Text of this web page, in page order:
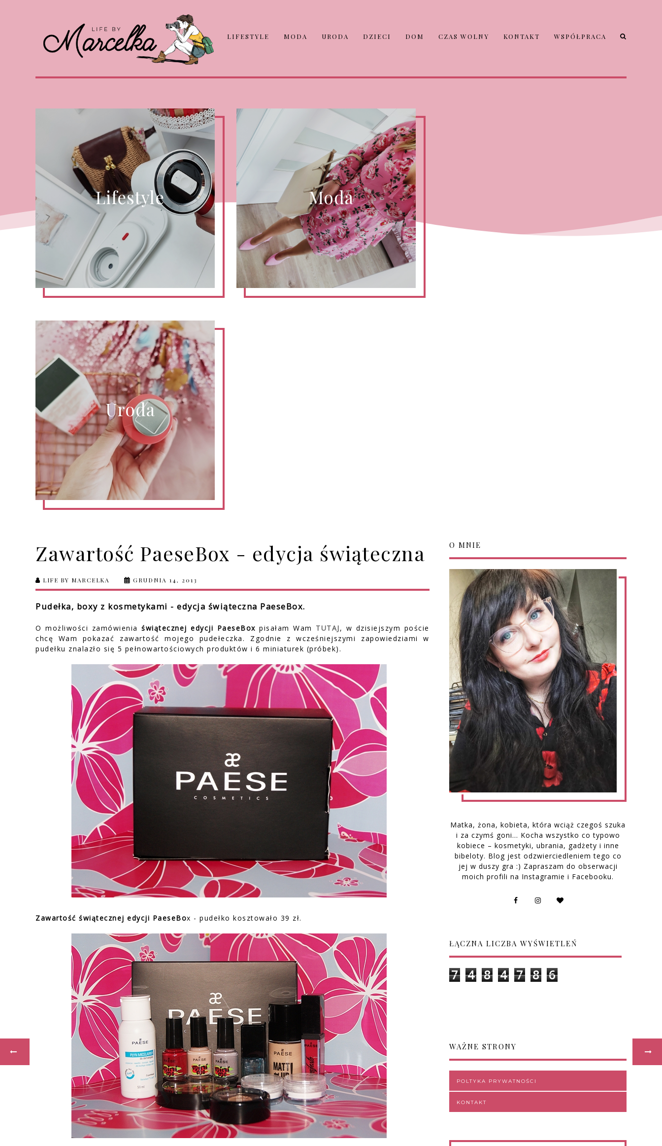
LIFESTYLE MODA URODA DZIECI DOM CZAS WOLNY KONTAKT WSPÓŁPRACA
Lifestyle Moda
Uroda
Zawartość PaeseBox - edycja świąteczna
LIFE BY MARCELKA GRUDNIA 14, 2013
Pudełka, boxy z kosmetykami - edycja świąteczna PaeseBox.
O możliwości zamówieniaświątecznej edycji PaeseBox pisałam Wam TUTAJ, w dzisiejszym poście
chcę Wam pokazać zawartość mojego pudełeczka. Zgodnie z wcześniejszymi zapowiedziami w
pudełku znalazło się 5 pełnowartościowych produktów i 6 miniaturek (próbek).
Zawartość świątecznej edycji PaeseBox - pudełko kosztowało 39 zł.
O MNIE
Matka, żona, kobieta, która wciąż czegoś szuka
i za czymś goni… Kocha wszystko co typowo
kobiece – kosmetyki, ubrania, gadżety i inne
bibeloty. Blog jest odzwierciedleniem tego co
jej w duszy gra :) Zapraszam do obserwacji
moich profili na Instagramie i Facebooku.
ŁĄCZNA LICZBA WYŚWIETLEŃ
7 4 8 4 7 8 6
WAŻNE STRONY
POLTYKA PRYWATNOŚCI
KONTAKT